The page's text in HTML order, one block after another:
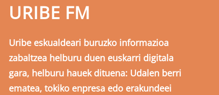
URIBE FM
Uribe eskualdeari buruzko informazioa
zabaltzea helburu duen euskarri digitala
gara, helburu hauek dituena: Udalen berri
ematea, tokiko enpresa edo erakundeei